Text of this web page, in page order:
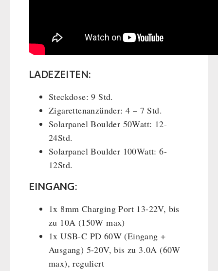
LADEZEITEN:
Steckdose: 9 Std.
Zigarettenanzünder: 4 – 7 Std.
Solarpanel Boulder 50Watt: 12-
24Std.
Solarpanel Boulder 100Watt: 6-
12Std.
EINGANG:
1x 8mm Charging Port 13-22V, bis
zu 10A (150W max)
1x USB-C PD 60W (Eingang +
Ausgang) 5-20V, bis zu 3.0A (60W
max), reguliert